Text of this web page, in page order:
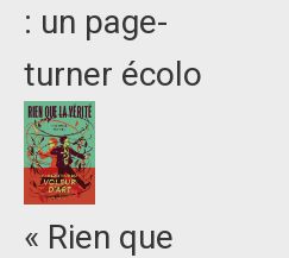
: un page-
turner écolo
« Rien que